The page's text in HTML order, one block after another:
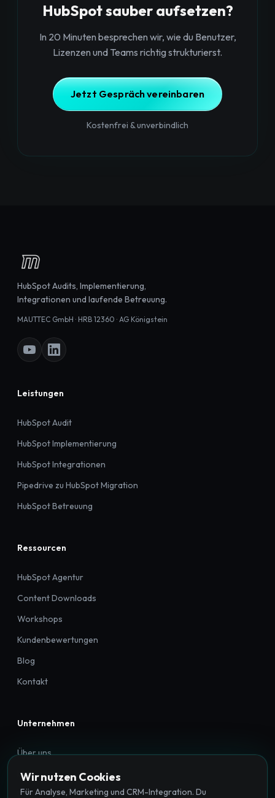
HubSpot sauber aufsetzen?
In 20 Minuten besprechen wir, wie du Benutzer,
Lizenzen und Teams richtig strukturierst.
Jetzt Gespräch vereinbaren
Kostenfrei & unverbindlich
HubSpot Audits, Implementierung,
Integrationen und laufende Betreuung.
MAUTTEC GmbH · HRB 12360 · AG Königstein
Leistungen
HubSpot Audit
HubSpot Implementierung
HubSpot Integrationen
Pipedrive zu HubSpot Migration
HubSpot Betreuung
Ressourcen
HubSpot Agentur
Content Downloads
Workshops
Kundenbewertungen
Blog
Kontakt
Unternehmen
Über uns
Impressum
Datenschutz
Wir nutzen Cookies
Für Analyse, Marketing und CRM-Integration. Du